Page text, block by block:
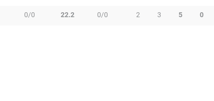
0/0 22.2 0/0 2 3 5 0